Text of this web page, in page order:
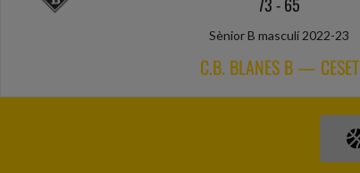
73-65
Sènior B masculí 2022-23
C.B. BLANES B — CESET